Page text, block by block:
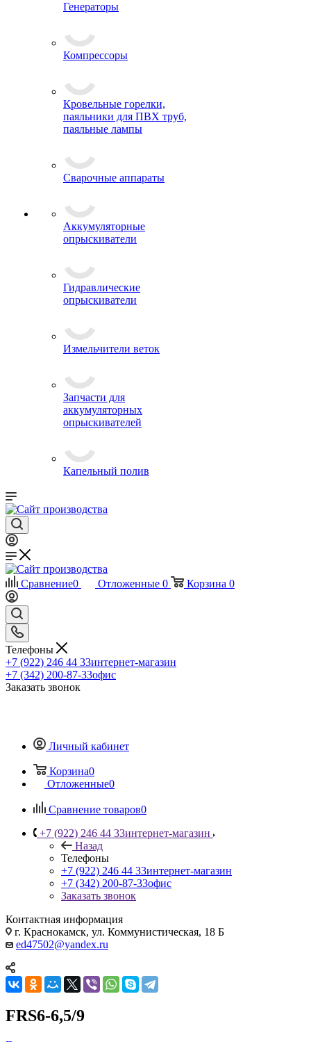
Генераторы
Компрессоры
Кровельные горелки,
паяльники для ПВХ труб,
паяльные лампы
Сварочные аппараты
Аккумуляторные
опрыскиватели
Гидравлические
опрыскиватели
Измельчители веток
Запчасти для
аккумуляторных
опрыскивателей
Капельный полив
Сравнение0 Отложенные 0 Корзина 0
Телефоны
+7 (922) 246 44 33интернет-магазин
+7 (342) 200-87-33офис
Заказать звонок
Личный кабинет
Корзина0
Отложенные0
Сравнение товаров0
+7 (922) 246 44 33интернет-магазин
Назад
Телефоны
+7 (922) 246 44 33интернет-магазин
+7 (342) 200-87-33офис
Заказать звонок
Контактная информация
г. Краснокамск, ул. Коммунистическая, 18 Б
ed47502@yandex.ru
FRS6-6,5/9